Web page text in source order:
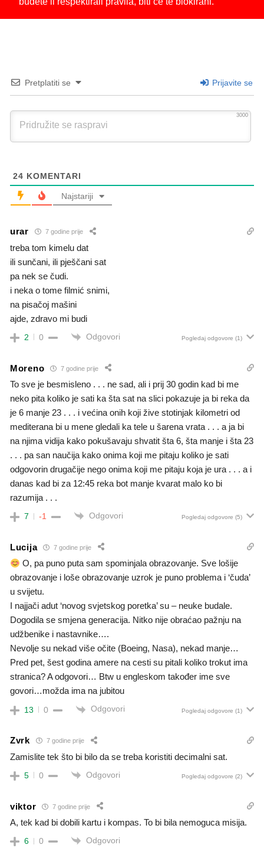
Pretplatiti se Prijavite se
3000
24 KOMENTARI
Najstariji
urar 7 godine prije
treba tom kimelu dat
ili sunčani, ili pješčani sat
pa nek se čudi.
i neka o tome filmić snimi,
na pisačoj mašini
ajde, zdravo mi budi
2 0 Odgovori Pogledaj odgovore (1)
Moreno 7 godine prije
To sve je besmisleno . . . ne sad, ali i prij 30 godin kad bi me
neko pita koliko je sati ka šta sat na slici pokazuje ja bi reka da
je 6 manje 23 . . . i većina onih koji žive stotinjak kilometri od
mediterana bi u mene gledali ka tele u šarena vrata . . . a ja bi
na njima vidija kako pokušavaju shvatit šta 6, šta manje i šta 23
. . . pa san naučija kako onima koji me pitaju koliko je sati
odgovorin drugačije nego onima koji me pitaju koja je ura . . . a i
danas kad bi za 12:45 reka bot manje kvarat malo ko bi
razumija . . .
7 -1 Odgovori Pogledaj odgovore (5)
Lucija 7 godine prije
O, pa puno puta sam spominjala obrazovanje. Sve lošije
obrazovanje i loše obrazovanje uzrok je puno problema i ‘čuda’
u svijetu.
I najjači adut ‘novog svjetskog poretka’ su – neuke budale.
Dogodila se smjena generacija. Nitko nije obraćao pažnju na
udžbenike i nastavnike….
Nevolje su nekad više očite (Boeing, Nasa), nekad manje…
Pred pet, šest godina amere na cesti su pitali koliko trokut ima
stranica? A odgovori… Btw u engleskom također ime sve
govori…možda ima na jubitou
13 0 Odgovori Pogledaj odgovore (1)
Zvrk 7 godine prije
Zamislite tek što bi bilo da se treba koristiti decimalni sat.
5 0 Odgovori Pogledaj odgovore (2)
viktor 7 godine prije
A, tek kad bi dobili kartu i kompas. To bi bila nemoguca misija.
6 0 Odgovori